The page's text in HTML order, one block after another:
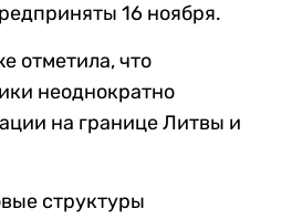
16 ноября.
отметила, что
неоднократно
на границе Литвы и
структуры